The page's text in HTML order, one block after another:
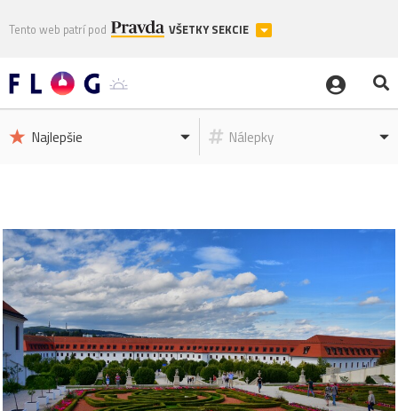
Tento web patrí pod VŠETKY SEKCIE
Najlepšie Nálepky